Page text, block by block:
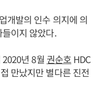
개발의 인수 의지에 의
이지 않았다.
년 8월 권순호HDC
만났지만 별다른 진전